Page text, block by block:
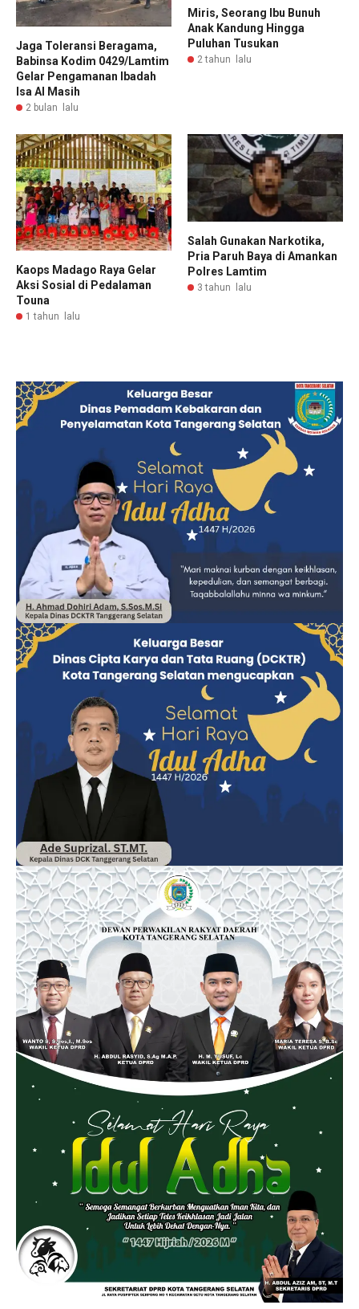
Jaga Toleransi Beragama,
Babinsa Kodim 0429/Lamtim
Gelar Pengamanan Ibadah
Isa Al Masih
2 bulan lalu
Miris, Seorang Ibu Bunuh
Anak Kandung Hingga
Puluhan Tusukan
2 tahun lalu
Kaops Madago Raya Gelar
Aksi Sosial di Pedalaman
Touna
1 tahun lalu
Salah Gunakan Narkotika,
Pria Paruh Baya di Amankan
Polres Lamtim
3 tahun lalu